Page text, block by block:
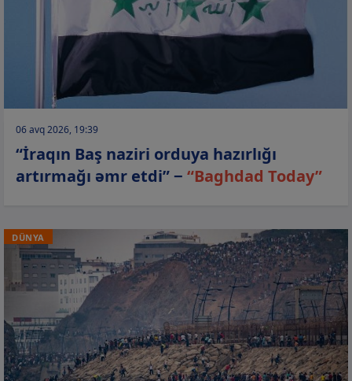
06 avq 2026, 19:39
“İraqın Baş naziri orduya hazırlığı
artırmağı əmr etdi” − “Baghdad Today”
DÜNYA